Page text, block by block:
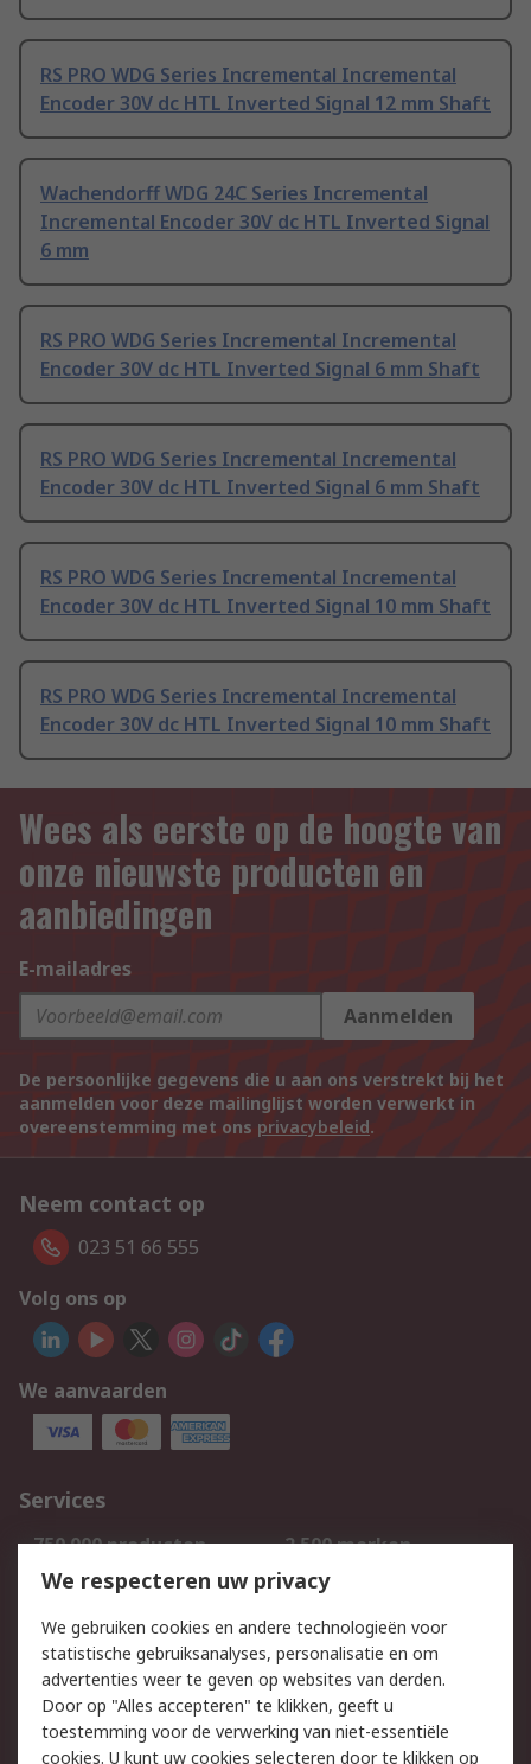
RS PRO WDG Series Incremental Incremental
Encoder 30V dc HTL Inverted Signal 12 mm Shaft
Wachendorff WDG 24C Series Incremental
Incremental Encoder 30V dc HTL Inverted Signal
6 mm
RS PRO WDG Series Incremental Incremental
Encoder 30V dc HTL Inverted Signal 6 mm Shaft
RS PRO WDG Series Incremental Incremental
Encoder 30V dc HTL Inverted Signal 6 mm Shaft
RS PRO WDG Series Incremental Incremental
Encoder 30V dc HTL Inverted Signal 10 mm Shaft
RS PRO WDG Series Incremental Incremental
Encoder 30V dc HTL Inverted Signal 10 mm Shaft
Wees als eerste op de hoogte van
onze nieuwste producten en
aanbiedingen
E-mailadres
Aanmelden
De persoonlijke gegevens die u aan ons verstrekt bij het
aanmelden voor deze mailinglijst worden verwerkt in
overeenstemming met ons privacybeleid.
Neem contact op
023 51 66 555
Volg ons op
We aanvaarden
Services
750.000 producten
2.500 merken
Bestellen
Inkoopoplossingen
Track & Trace
Wettelijk
Cookiebeleid Email veiligheid
We respecteren uw privacy
We gebruiken cookies en andere technologieën voor
statistische gebruiksanalyses, personalisatie en om
advertenties weer te geven op websites van derden.
Door op "Alles accepteren" te klikken, geeft u
toestemming voor de verwerking van niet-essentiële
cookies. U kunt uw cookies selecteren door te klikken op